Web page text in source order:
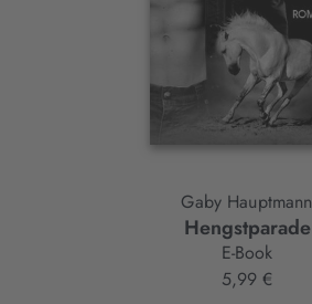
Gaby Hauptmann
Hengstparade
E-Book
5,99 €